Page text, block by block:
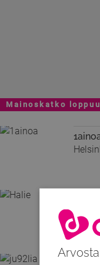
Mainoskatko loppuu